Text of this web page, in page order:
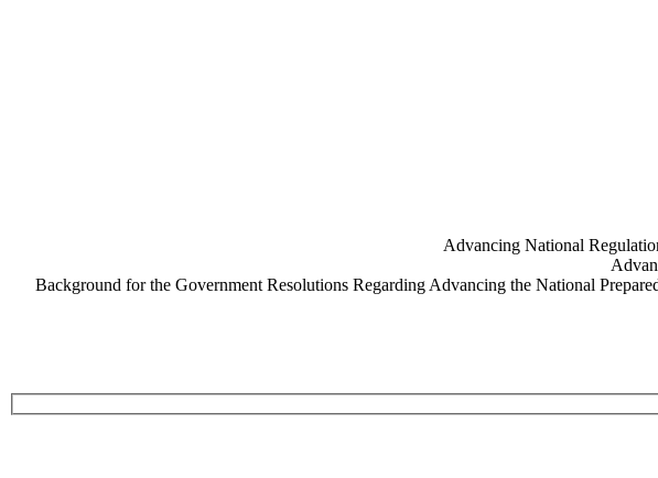
Advancing National
Background for the Government Resolutions Regarding Advancing the National